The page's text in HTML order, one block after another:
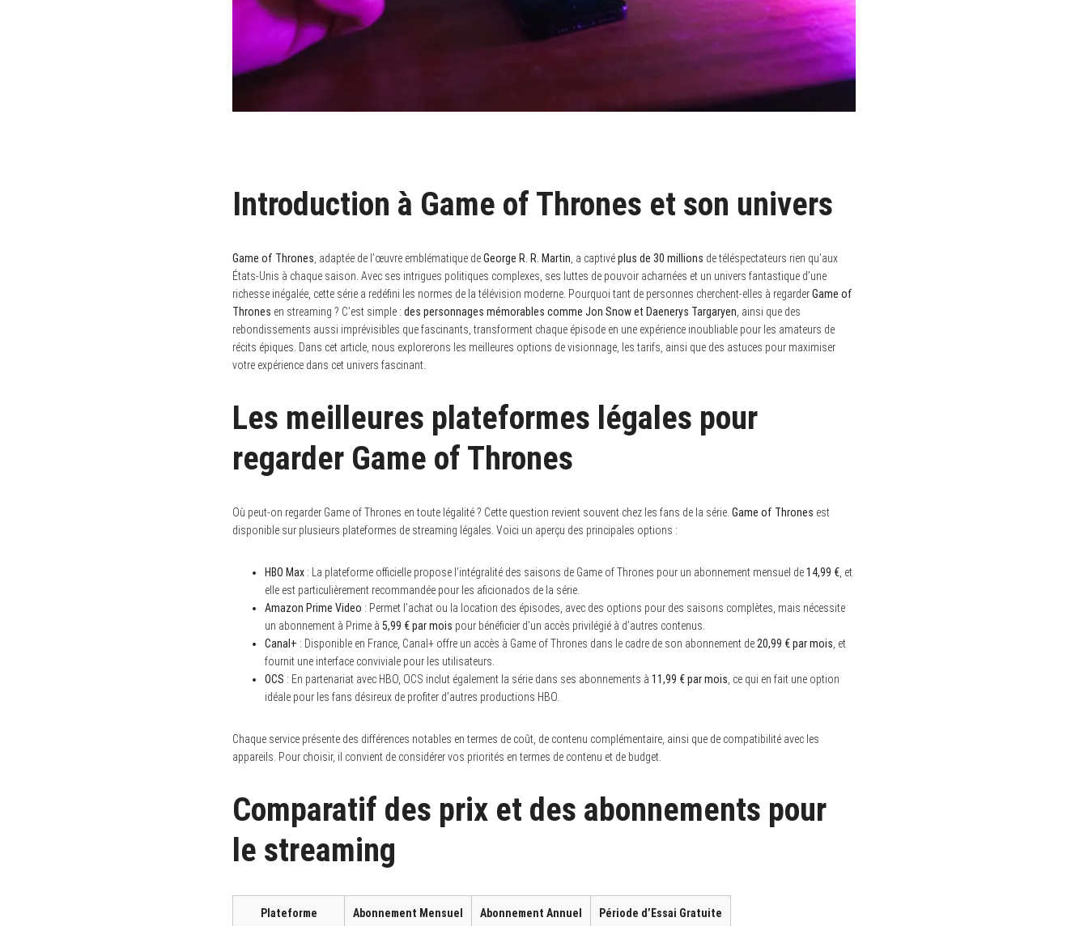
Introduction à Game of Thrones et son univers
Game of Thrones , adaptée de l’œuvre emblématique deGeorge R. R. Martin , a captivéplus de 30 millions de téléspectateurs rien qu’aux
États-Unis à chaque saison. Avec ses intrigues politiques complexes, ses luttes de pouvoir acharnées et un univers fantastique d’une
richesse inégalée, cette série a redéfini les normes de la télévision moderne. Pourquoi tant de personnes cherchent-elles à regarderGame of
Thrones en streaming ? C’est simple : des personnages mémorables comme Jon Snow et Daenerys Targaryen , ainsi que des
rebondissements aussi imprévisibles que fascinants, transforment chaque épisode en une expérience inoubliable pour les amateurs de
récits épiques. Dans cet article, nous explorerons les meilleures options de visionnage, les tarifs, ainsi que des astuces pour maximiser
votre expérience dans cet univers fascinant.
Les meilleures plateformes légales pour
regarder Game of Thrones
Où peut-on regarder Game of Thrones en toute légalité ? Cette question revient souvent chez les fans de la série. Game of Thrones est
disponible sur plusieurs plateformes de streaming légales. Voici un aperçu des principales options :
HBO Max : La plateforme officielle propose l’intégralité des saisons de Game of Thrones pour un abonnement mensuel de14,99 € , et
elle est particulièrement recommandée pour les aficionados de la série.
Amazon Prime Video : Permet l’achat ou la location des épisodes, avec des options pour des saisons complètes, mais nécessite
un abonnement à Prime à 5,99 € par mois pour bénéficier d’un accès privilégié à d’autres contenus.
Canal+ : Disponible en France, Canal+ offre un accès à Game of Thrones dans le cadre de son abonnement de 20,99 € par mois , et
fournit une interface conviviale pour les utilisateurs.
OCS : En partenariat avec HBO, OCS inclut également la série dans ses abonnements à 11,99 € par mois , ce qui en fait une option
idéale pour les fans désireux de profiter d’autres productions HBO.
Chaque service présente des différences notables en termes de coût, de contenu complémentaire, ainsi que de compatibilité avec les
appareils. Pour choisir, il convient de considérer vos priorités en termes de contenu et de budget.
Comparatif des prix et des abonnements pour
le streaming
Plateforme Abonnement Mensuel Abonnement Annuel Période d’Essai Gratuite